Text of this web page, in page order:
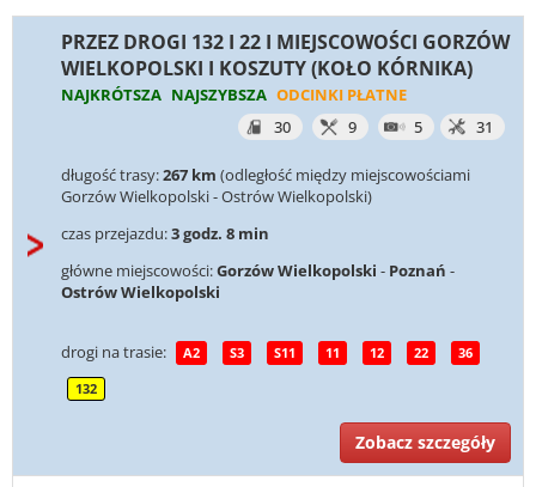
PRZEZ DROGI 132 I 22 I MIEJSCOWOŚCI GORZÓW
WIELKOPOLSKI I KOSZUTY (KOŁO KÓRNIKA)
NAJKRÓTSZA NAJSZYBSZA ODCINKI PŁATNE
30
9 5 31
długość trasy:267 km (odległość między miejscowościami
Gorzów Wielkopolski - Ostrów Wielkopolski)
czas przejazdu:3 godz. 8 min
główne miejscowości:Gorzów Wielkopolski - Poznań -
Ostrów Wielkopolski
drogi na trasie: A2 S3 S11 11 12 22 36
132
Zobacz szczegóły